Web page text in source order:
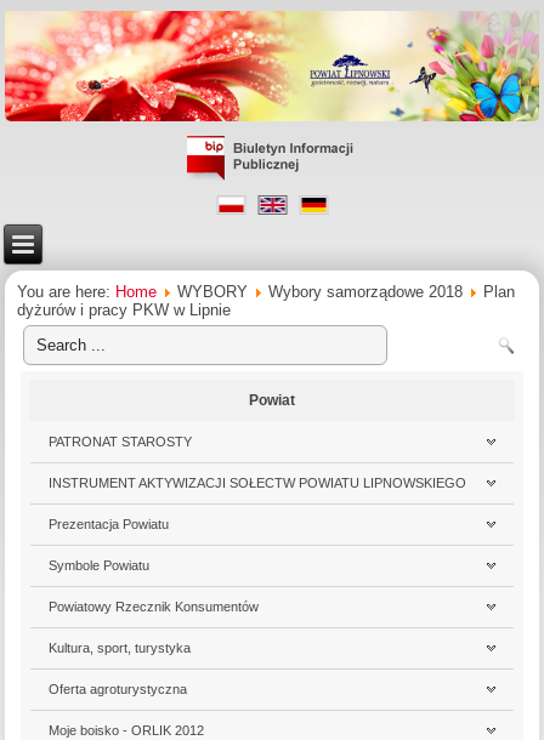
You are here: Home WYBORY Wybory samorządowe 2018
Plan
dyżurów i pracy PKW w Lipnie
Powiat
PATRONAT STAROSTY
INSTRUMENT AKTYWIZACJI SOŁECTW POWIATU LIPNOWSKIEGO
Prezentacja Powiatu
Symbole Powiatu
Powiatowy Rzecznik Konsumentów
Kultura, sport, turystyka
Oferta agroturystyczna
Moje boisko - ORLIK 2012